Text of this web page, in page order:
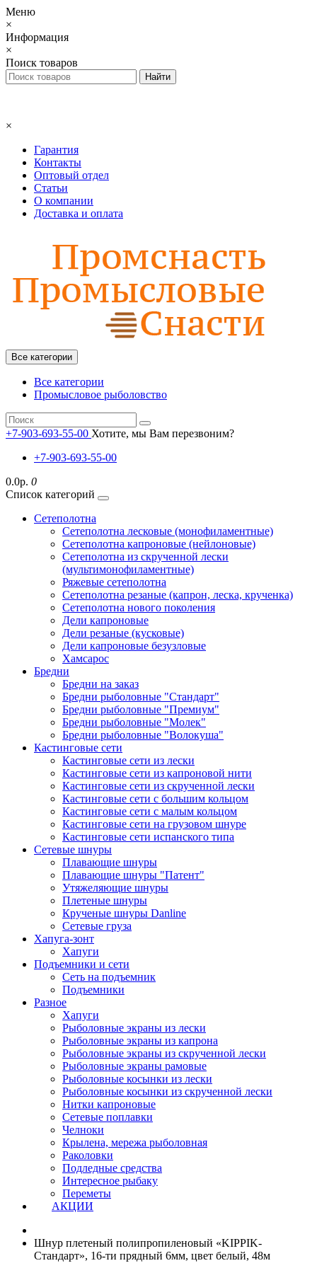
Меню
×
Информация
×
Поиск товаров
×
Гарантия
Контакты
Оптовый отдел
Статьи
О компании
Доставка и оплата
Все категории
Все категории
Промысловое рыболовство
+7-903-693-55-00 Хотите, мы Вам перезвоним?
+7-903-693-55-00
0.0р. 0
Список категорий
Сетеполотна
Сетеполотна лесковые (монофиламентные)
Сетеполотна капроновые (нейлоновые)
Сетеполотна из скрученной лески
(мультимонофиламентные)
Ряжевые сетеполотна
Сетеполотна резаные (капрон, леска, крученка)
Сетеполотна нового поколения
Дели капроновые
Дели резаные (кусковые)
Дели капроновые безузловые
Хамсарос
Бредни
Бредни на заказ
Бредни рыболовные "Стандарт"
Бредни рыболовные "Премиум"
Бредни рыболовные "Молек"
Бредни рыболовные "Волокуша"
Кастинговые сети
Кастинговые сети из лески
Кастинговые сети из капроновой нити
Кастинговые сети из скрученной лески
Кастинговые сети с большим кольцом
Кастинговые сети с малым кольцом
Кастинговые сети на грузовом шнуре
Кастинговые сети испанского типа
Сетевые шнуры
Плавающие шнуры
Плавающие шнуры "Патент"
Утяжеляющие шнуры
Плетеные шнуры
Крученые шнуры Danline
Сетевые груза
Хапуга-зонт
Хапуги
Подъемники и сети
Сеть на подъемник
Подъемники
Разное
Хапуги
Рыболовные экраны из лески
Рыболовные экраны из капрона
Рыболовные экраны из скрученной лески
Рыболовные экраны рамовые
Рыболовные косынки из лески
Рыболовные косынки из скрученной лески
Нитки капроновые
Сетевые поплавки
Челноки
Крылена, мережа рыболовная
Раколовки
Подледные средства
Интересное рыбаку
Переметы
АКЦИИ
Шнур плетеный полипропиленовый «KIPPIK-
Стандарт», 16-ти прядный 6мм, цвет белый, 48м